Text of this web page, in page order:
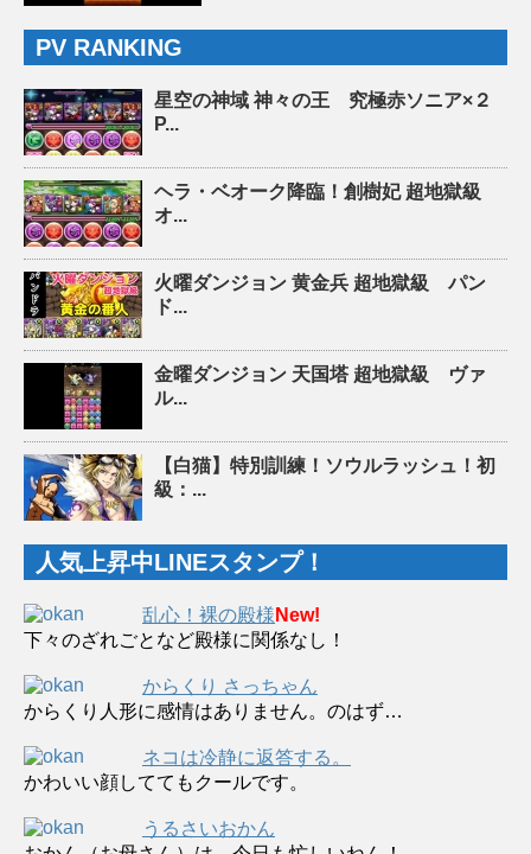
PV RANKING
星空の神域 神々の王 究極赤ソニア×２
P...
ヘラ・ベオーク降臨！創樹妃 超地獄級
オ...
火曜ダンジョン 黄金兵 超地獄級 パン
ド...
金曜ダンジョン 天国塔 超地獄級 ヴァ
ル...
【白猫】特別訓練！ソウルラッシュ！初
級：...
人気上昇中LINEスタンプ！
乱心！裸の殿様 New!
下々のざれごとなど殿様に関係なし！
からくり さっちゃん
からくり人形に感情はありません。のはず…
ネコは冷静に返答する。
かわいい顔しててもクールです。
うるさいおかん